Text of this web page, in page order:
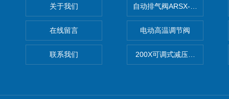
关于我们
在线留言
联系我们
自动排气阀ARSX-0015/
电动高温调节阀
200X可调式减压阀（减压稳